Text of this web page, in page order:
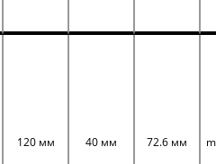
120 мм 40 мм 72.6 мм